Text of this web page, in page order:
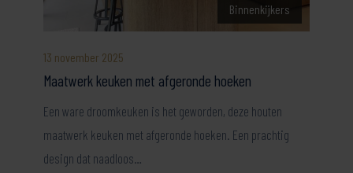
Binnenkijkers
13 november 2025
Maatwerk keuken met afgeronde hoeken
Een ware droomkeuken is het geworden, deze houten
maatwerk keuken met afgeronde hoeken. Een prachtig
design dat naadloos…